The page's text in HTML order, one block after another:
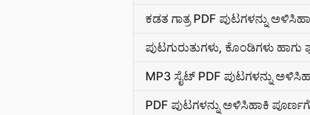
ಕಡತ ಗಾತ್ರ PDF ಪುಟಗಳನ್ನು
ಪುಟಗುರುತುಗಳು, ಕೊಂಡಿಗಳು
MP3 ಸೈಟ್ PDF ಪುಟಗಳನ್ನು
PDF ಪುಟಗಳನ್ನು ಅಳಿಸಿಹಾಕಿ